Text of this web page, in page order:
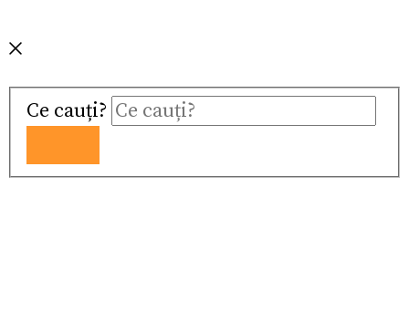
Ce cauți?